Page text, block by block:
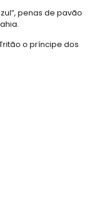
penas de pavão
o príncipe dos